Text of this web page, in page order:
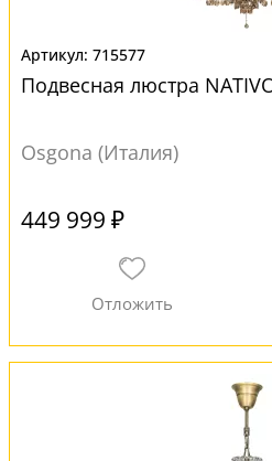
715577
Подвесная люстра
Osgona (Италия)
449 999 ₽